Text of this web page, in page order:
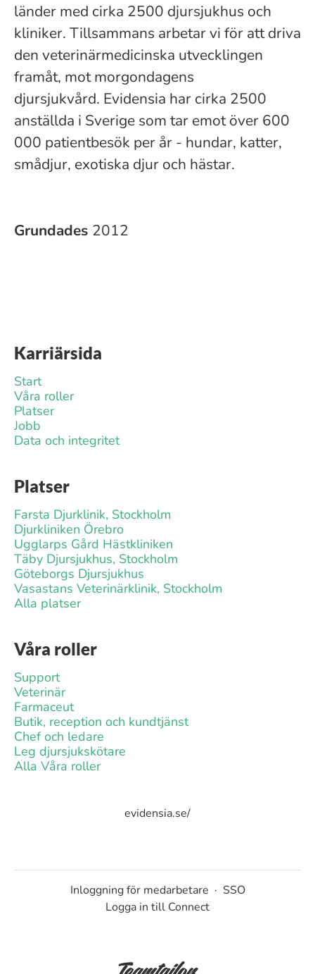
länder med cirka 2500 djursjukhus och
kliniker. Tillsammans arbetar vi för att driva
den veterinärmedicinska utvecklingen
framåt, mot morgondagens
djursjukvård. Evidensia har cirka 2500
anställda i Sverige som tar emot över 600
000 patientbesök per år - hundar, katter,
smådjur, exotiska djur och hästar.
Grundades 2012
Karriärsida
Start
Våra roller
Platser
Jobb
Data och integritet
Platser
Farsta Djurklinik, Stockholm
Djurkliniken Örebro
Ugglarps Gård Hästkliniken
Täby Djursjukhus, Stockholm
Göteborgs Djursjukhus
Vasastans Veterinärklinik, Stockholm
Alla platser
Våra roller
Support
Veterinär
Farmaceut
Butik, reception och kundtjänst
Chef och ledare
Leg djursjukskötare
Alla Våra roller
evidensia.se/
Inloggning för medarbetare · SSO
Logga in till Connect